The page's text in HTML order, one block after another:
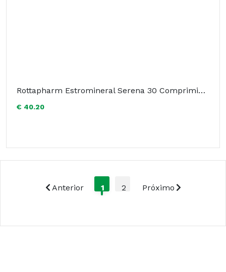
Rottapharm Estromineral Serena 30 Comprimidos
€ 40.20
Anterior 1 2 Próximo